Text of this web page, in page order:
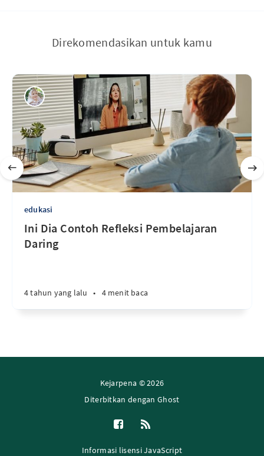
Direkomendasikan untuk kamu
edukasi
Ini Dia Contoh Refleksi Pembelajaran
Daring
4 tahun yang lalu • 4 menit baca
Kejarpena © 2026
Diterbitkan denganGhost
Informasi lisensi JavaScript